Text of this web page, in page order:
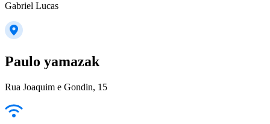
Gabriel Lucas
Paulo yamazak
Rua Joaquim e Gondin, 15